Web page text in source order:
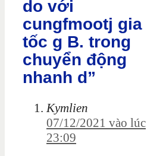
do với
cungfmootj gia
tốc g B. trong
chuyển động
nhanh d”
Kymlien
07/12/2021 vào lúc
23:09